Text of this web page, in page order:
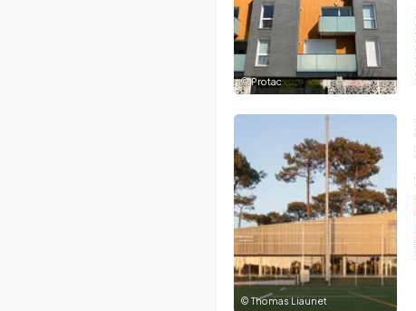
©Protac
© Thomas Liaunet